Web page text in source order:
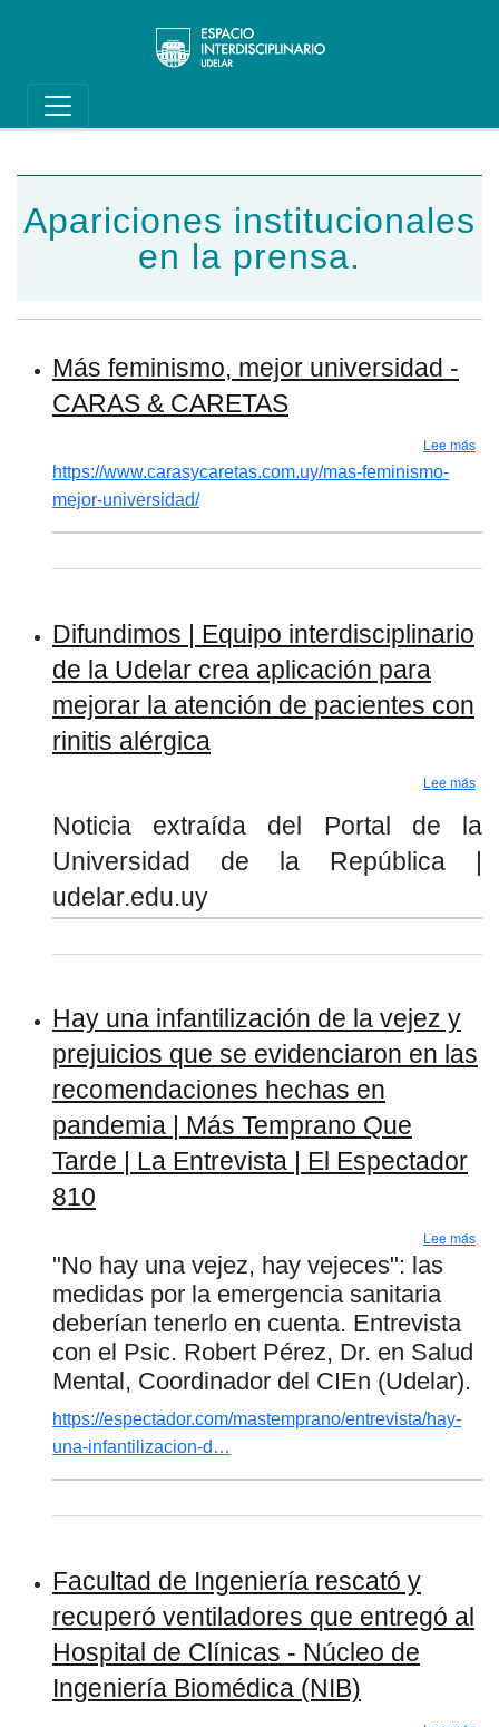
Main navigation
Apariciones institucionales
en la prensa.
Más feminismo, mejor universidad -
CARAS & CARETAS
Lee más
https://www.carasycaretas.com.uy/mas-feminismo-
mejor-universidad/
Difundimos | Equipo interdisciplinario
de la Udelar crea aplicación para
mejorar la atención de pacientes con
rinitis alérgica
Lee más
Noticia extraída del Portal de la
Universidad de la República |
udelar.edu.uy
Hay una infantilización de la vejez y
prejuicios que se evidenciaron en las
recomendaciones hechas en
pandemia | Más Temprano Que
Tarde | La Entrevista | El Espectador
810
Lee más
"No hay una vejez, hay vejeces": las
medidas por la emergencia sanitaria
deberían tenerlo en cuenta. Entrevista
con el Psic. Robert Pérez, Dr. en Salud
Mental, Coordinador del CIEn (Udelar).
https://espectador.com/mastemprano/entrevista/hay-
una-infantilizacion-d…
Facultad de Ingeniería rescató y
recuperó ventiladores que entregó al
Hospital de Clínicas - Núcleo de
Ingeniería Biomédica (NIB)